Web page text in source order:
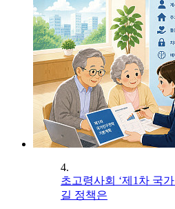
4.
초고령사회 ‘제1차 국
길 정책은